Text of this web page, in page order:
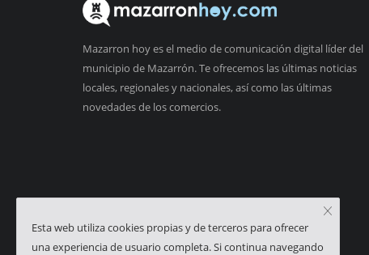
Mazarron hoy es el medio de comunicación digital líder del
municipio de Mazarrón. Te ofrecemos las últimas noticias
locales, regionales y nacionales, así como las últimas
novedades de los comercios.
Esta web utiliza cookies propias y de terceros para ofrecer
una experiencia de usuario completa. Si continua navegando